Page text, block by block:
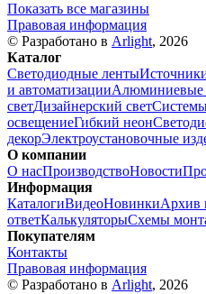
Показать все магазины
Правовая информация
© Разработано в Arlight, 2026
Каталог
Светодиодные ленты
и автоматизацииАлюминиевые
светДизайнерский свет
освещениеГибкий неон
декорЭлектроустановочные
О компании
О насПроизводствоНовости
Информация
КаталогиВидеоНовинкиАрхив
ответКалькуляторыСхемы
Покупателям
Контакты
Правовая информация
© Разработано в Arlight, 2026